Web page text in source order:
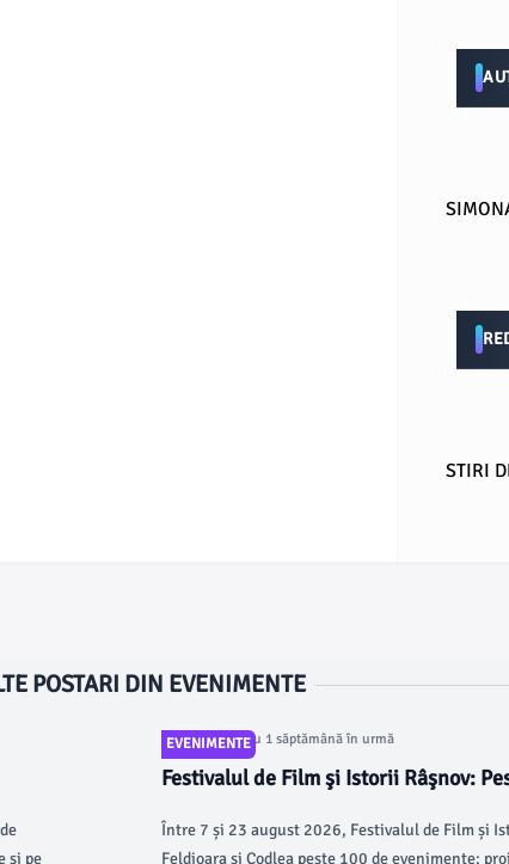
STIRI
POSTARI DIN EVENIMENTE
si pe
EVENIMENTE
Articol postat cu 1 săptămână în urmă
Festivalul de Film şi Istorii Râşnov:
Între 7 și 23 august 2026, Festivalul de Film și
Feldioara și Codlea peste 100 de evenimente: